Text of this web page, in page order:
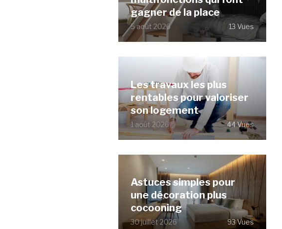
gagner de la place
5 août 2026 13 Vues
Les travaux les plus
rentables pour valoriser
son logement
1 août 2026 44 Vues
Astuces simples pour
une décoration plus
cocooning
30 juillet 2026 93 Vues